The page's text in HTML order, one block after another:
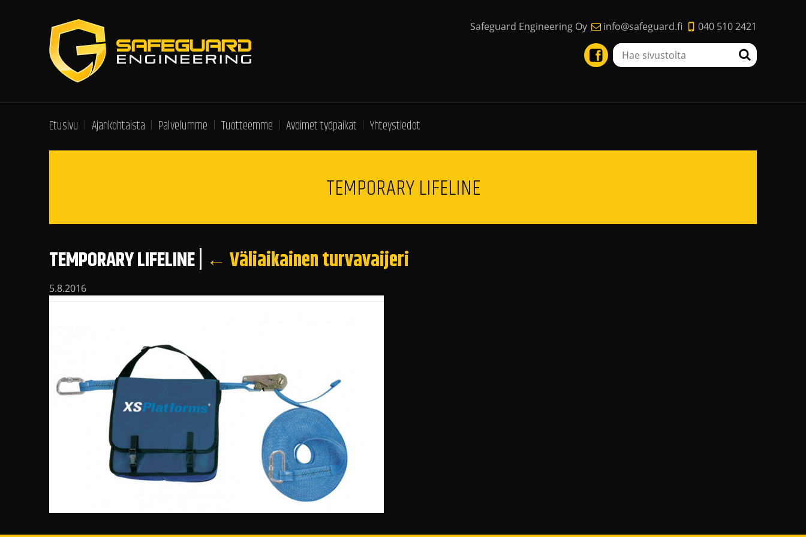
Safeguard Engineering Oy info@safeguard.fi 040 510 2421
Etusivu Ajankohtaista Palvelumme Tuotteemme Avoimet työpaikat Yhteystiedot
TEMPORARY LIFELINE
TEMPORARY LIFELINE ← Väliaikainen turvavaijeri
5.8.2016